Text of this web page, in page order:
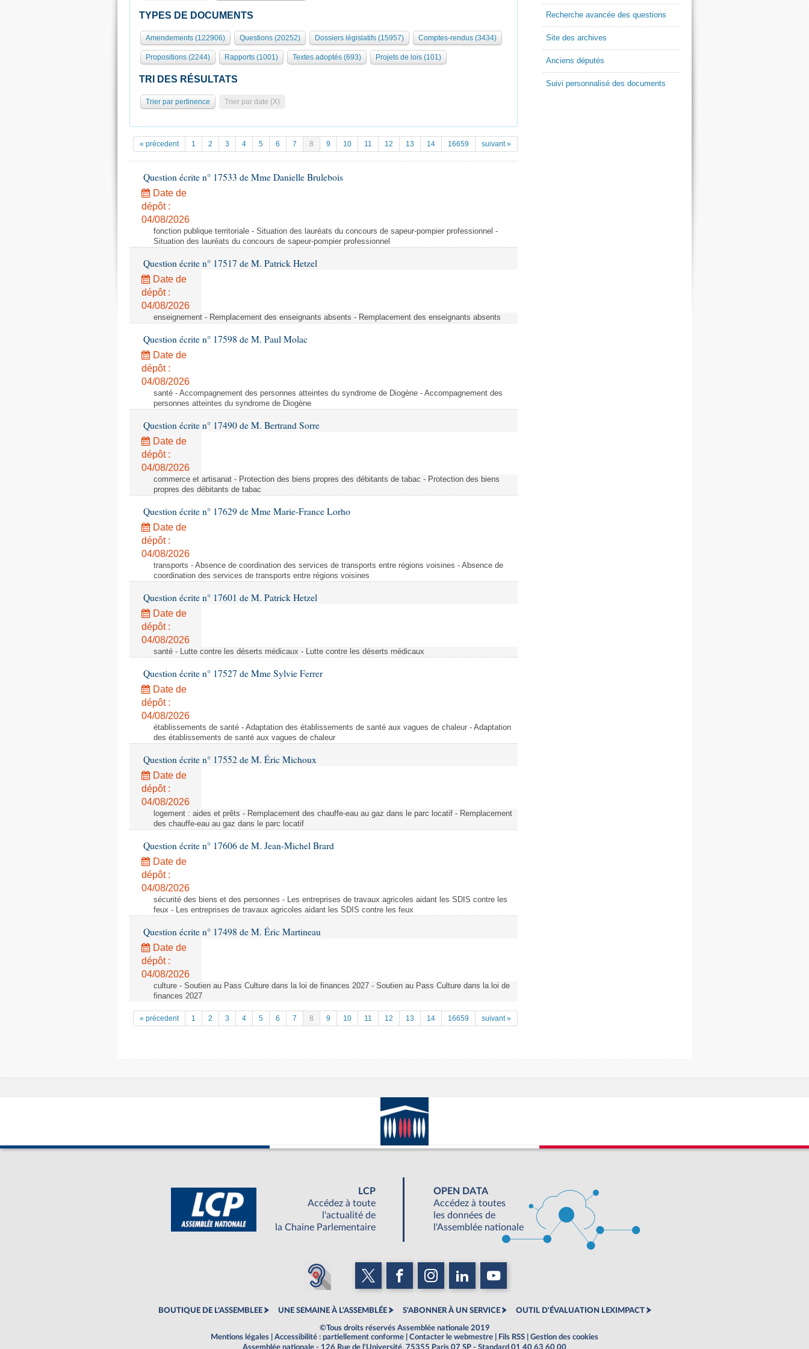
TYPES DE DOCUMENTS
Amendements (122906) Questions (20252) Dossiers législatifs (15957) Comptes-rendus (3434)
Propositions (2244) Rapports (1001) Textes adoptés (693) Projets de lois (101)
TRI DES RÉSULTATS
Trier par pertinence Trier par date (X)
« précedent 1 2 3 4 5 6 7 8 9 10 11 12 13 14 16659 suivant »
Question écrite n° 17533 de Mme Danielle Brulebois
Date de
dépôt :
04/08/2026
fonction publique territoriale - Situation des lauréats du concours de sapeur-pompier professionnel -
Situation des lauréats du concours de sapeur-pompier professionnel
Question écrite n° 17517 de M. Patrick Hetzel
Date de
dépôt :
04/08/2026
enseignement - Remplacement des enseignants absents - Remplacement des enseignants absents
Question écrite n° 17598 de M. Paul Molac
Date de
dépôt :
04/08/2026
santé - Accompagnement des personnes atteintes du syndrome de Diogène - Accompagnement des
personnes atteintes du syndrome de Diogène
Question écrite n° 17490 de M. Bertrand Sorre
Date de
dépôt :
04/08/2026
commerce et artisanat - Protection des biens propres des débitants de tabac - Protection des biens
propres des débitants de tabac
Question écrite n° 17629 de Mme Marie-France Lorho
Date de
dépôt :
04/08/2026
transports - Absence de coordination des services de transports entre régions voisines - Absence de
coordination des services de transports entre régions voisines
Question écrite n° 17601 de M. Patrick Hetzel
Date de
dépôt :
04/08/2026
santé - Lutte contre les déserts médicaux - Lutte contre les déserts médicaux
Question écrite n° 17527 de Mme Sylvie Ferrer
Date de
dépôt :
04/08/2026
établissements de santé - Adaptation des établissements de santé aux vagues de chaleur - Adaptation
des établissements de santé aux vagues de chaleur
Question écrite n° 17552 de M. Éric Michoux
Date de
dépôt :
04/08/2026
logement : aides et prêts - Remplacement des chauffe-eau au gaz dans le parc locatif - Remplacement
des chauffe-eau au gaz dans le parc locatif
Question écrite n° 17606 de M. Jean-Michel Brard
Date de
dépôt :
04/08/2026
sécurité des biens et des personnes - Les entreprises de travaux agricoles aidant les SDIS contre les
feux - Les entreprises de travaux agricoles aidant les SDIS contre les feux
Question écrite n° 17498 de M. Éric Martineau
Date de
dépôt :
04/08/2026
culture - Soutien au Pass Culture dans la loi de finances 2027 - Soutien au Pass Culture dans la loi de
finances 2027
« précedent 1 2 3 4 5 6 7 8 9 10 11 12 13 14 16659 suivant »
Recherche avancée des questions
Site des archives
Anciens députés
Suivi personnalisé des documents
LCP
Accédez à toute
l'actualité de
la Chaine Parlementaire
OPEN DATA
Accédez à toutes
les données de
l'Assemblée nationale
BOUTIQUE DE L'ASSEMBLEE UNE SEMAINE À L'ASSEMBLÉE S'ABONNER À UN SERVICE OUTIL D'ÉVALUATION LEXIMPACT
©Tous droits réservés Assemblée nationale 2019
Mentions légales
Accessibilité : partiellement conforme Contacter le webmestre Fils RSS
Gestion des cookies
Assemblée nationale - 126 Rue de l'Université, 75355 Paris 07 SP - Standard 01 40 63 60 00